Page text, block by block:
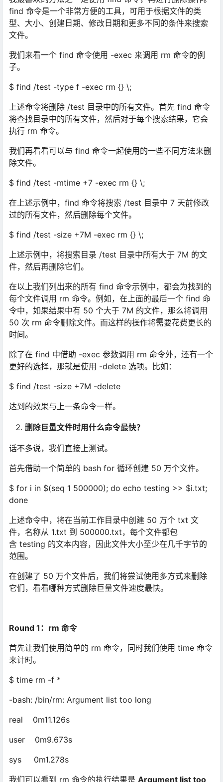
find 命令是一个非常方便的工具，可用于根据文件的类
型、大小、创建日期、修改日期和更多不同的条件来搜索
文件。
我们来看一个 find 命令使用 -exec 来调用 rm 命令的例
子。
$ find /test -type f -exec rm {} \;
上述命令将删除 /test 目录中的所有文件。首先 find 命令
将查找目录中的所有文件，然后对于每个搜索结果，它会
执行 rm 命令。
我们再看看可以与 find 命令一起使用的一些不同方法来删
除文件。
$ find /test -mtime +7 -exec rm {} \;
在上述示例中，find 命令将搜索 /test 目录中 7 天前修改
过的所有文件，然后删除每个文件。
$ find /test -size +7M -exec rm {} \;
上述示例中，将搜索目录 /test 目录中所有大于 7M 的文
件，然后再删除它们。
在以上我们列出来的所有 find 命令示例中，都会为找到的
每个文件调用 rm 命令。例如，在上面的最后一个 find 命
令中，如果结果中有 50 个大于 7M 的文件，那么将调用
50 次 rm 命令删除文件。而这样的操作将需要花费更长的
时间。
除了在 find 中借助 -exec 参数调用 rm 命令外，还有一个
更好的选择，那就是使用 -delete 选项。比如：
$ find /test -size +7M -delete
达到的效果与上一条命令一样。
删除巨量文件时用什么命令最快？
话不多说，我们直接上测试。
首先借助一个简单的 bash for 循环创建 50 万个文件。
$ for i in $(seq 1 500000); do echo testing >> $i.txt;
done
上述命令中，将在当前工作目录中创建 50 万个 txt 文
件，名称从 1.txt 到 500000.txt，每个文件都包
含 testing 的文本内容，因此文件大小至少在几千字节的
范围。
在创建了 50 万个文件后，我们将尝试使用多方式来删除
它们，看看哪种方式删除巨量文件速度最快。
Round 1 ：rm 命令
首先让我们使用简单的 rm 命令，同时我们使用 time 命令
来计时。
$ time rm -f *
-bash: /bin/rm: Argument list too long
real 0m11.126s
user 0m9.673s
sys 0m1.278s
我们可以看到 rm 命令的执行结果是 Argument list too